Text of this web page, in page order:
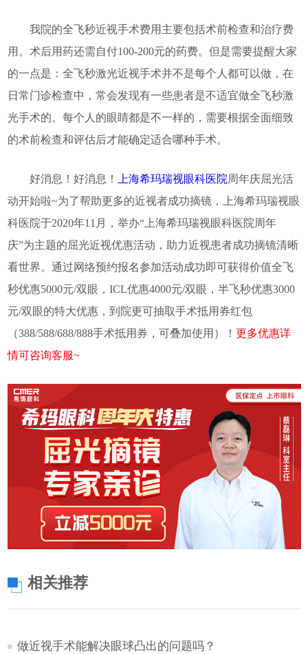
我院的全飞秒近视手术费用主要包括术前检查和治疗费
用。术后用药还需自付100-200元的药费。但是需要提醒大家
的一点是：全飞秒激光近视手术并不是每个人都可以做，在
日常门诊检查中，常会发现有一些患者是不适宜做全飞秒激
光手术的。每个人的眼睛都是不一样的，需要根据全面细致
的术前检查和评估后才能确定适合哪种手术。
好消息！好消息！ 上海希玛瑞视眼科医院周年庆屈光活
动开始啦~为了帮助更多的近视者成功摘镜，上海希玛瑞视眼
科医院于2020年11月，举办“上海希玛瑞视眼科医院周年
庆”为主题的屈光近视优惠活动，助力近视患者成功摘镜清晰
看世界。通过网络预约报名参加活动成功即可获得价值全飞
秒优惠5000元/双眼，ICL优惠4000元/双眼，半飞秒优惠3000
元/双眼的特大优惠，到院更可抽取手术抵用券红包
（388/588/688/888手术抵用券，可叠加使用）！ 更多优惠详
情可咨询客服~
相关推荐
做近视手术能解决眼球凸出的问题吗？